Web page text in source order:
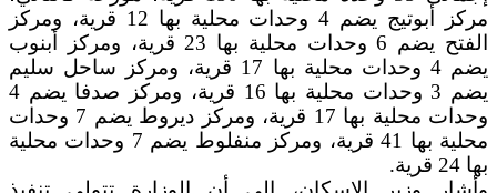
مركز أبوتيج يضم 4 وحدات محلية بها 12 قرية، ومركز
الفتح يضم 6 وحدات محلية بها 23 قرية، ومركز أبنوب
يضم 4 وحدات محلية بها 17 قرية، ومركز ساحل سليم
يضم 3 وحدات محلية بها 16 قرية، ومركز صدفا يضم 4
وحدات محلية بها 17 قرية، ومركز ديروط يضم 7 وحدات
محلية بها 41 قرية، ومركز منفلوط يضم 7 وحدات محلية
بها 24 قرية.